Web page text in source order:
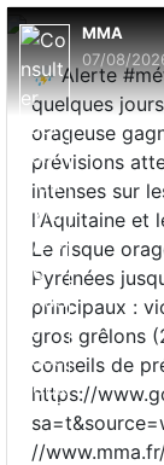
MMA
07/08/
⛈️ Alerte
quelques
orageuse
prévisions
intenses sur
l'Aquitaine et
Le risque
Pyrénées
principaux :
gros grêlons
conseils de
https://
//